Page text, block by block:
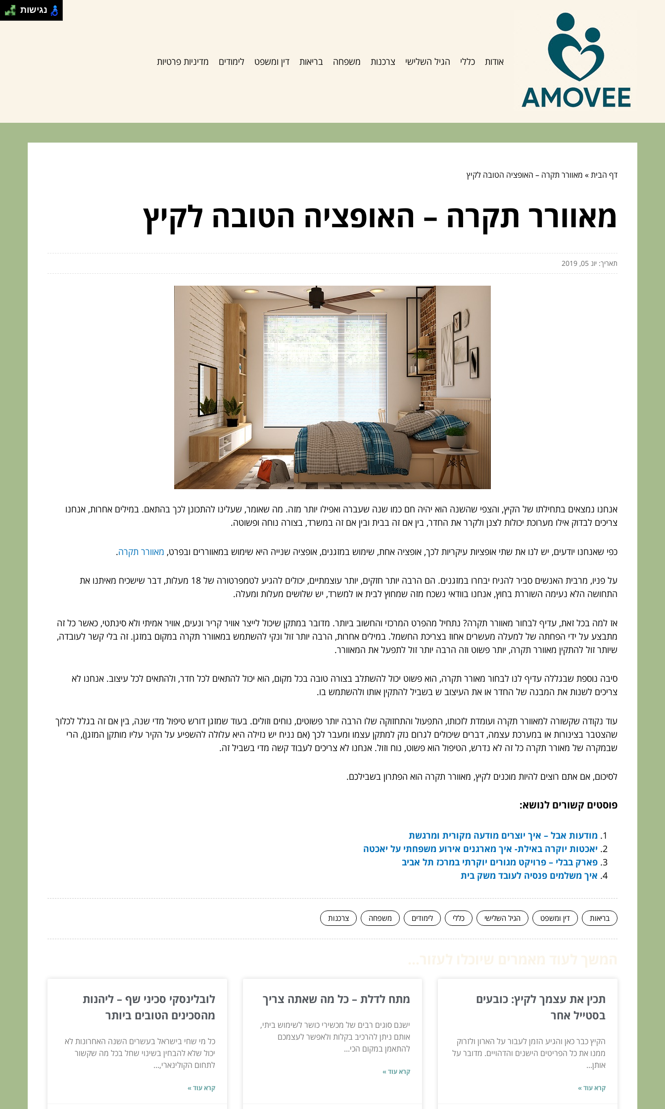
אודות כללי הגיל השלישי צרכנות משפחה בריאות דין ומשפט לימודים מדיניות פרטיות
דף הבית» מאוורר תקרה – האופציה הטובה לקיץ
מאוורר תקרה – האופציה הטובה לקיץ
תאריך: יונ 05, 2019
אנחנו נמצאים בתחילתו של הקיץ, והצפי שהשנה הוא יהיה חם כמו שנה שעברה ואפילו יותר מזה. מה שאומר, שעלינו להתכונן לכך בהתאם. במילים אחרות, אנחנו
צריכים לבדוק אילו מערוכת יכולות לצנן ולקרר את החדר, בין אם זה בבית ובין אם זה במשרד, בצורה נוחה ופשוטה.
כפי שאנחנו יודעים, יש לנו את שתי אופציות עיקריות לכך, אופציה אחת, שימוש במזגנים, אופציה שנייה היא שימוש במאווררים ובפרט, מאוורר תקרה.
על פניו, מרבית האנשים סביר להניח יבחרו במזגנים. הם הרבה יותר חזקים, יותר עוצמתיים, יכולים להגיע לטמפרטורה של 18 מעלות, דבר שישכיח מאיתנו את
התחושה הלא נעימה השוררת בחוץ, אנחנו בוודאי נשכח מזה שמחוץ לבית או למשרד, יש שלושים מעלות ומעלה.
אז למה בכל זאת, עדיף לבחור מאוורר תקרה? נתחיל מהפרט המרכזי והחשוב ביותר. מדובר במתקן שיכול לייצר אוויר קריר ונעים, אוויר אמיתי ולא סינתטי, כאשר כל זה
מתבצע על ידי הפחתה של למעלה מעשרים אחוז בצריכת החשמל. במילים אחרות, הרבה יותר זול ונקי להשתמש במאוורר תקרה במקום במזגן. זה בלי קשר לעובדה,
שיותר זול להתקין מאוורר תקרה, יותר פשוט וזה הרבה יותר זול לתפעל את המאוורר.
סיבה נוספת שבגללה עדיף לנו לבחור מאורר תקרה, הוא פשוט יכול להשתלב בצורה טובה בכל מקום, הוא יכול להתאים לכל חדר, ולהתאים לכל עיצוב. אנחנו לא
צריכים לשנות את המבנה של החדר או את העיצוב ש בשביל להתקין אותו ולהשתמש בו.
עוד נקודה שקשורה למאוורר תקרה ועומדת לזכותו, התפעול והתחזוקה שלו הרבה יותר פשוטים, נוחים וזולים. בעוד שמזגן דורש טיפול מדי שנה, בין אם זה בגלל לכלוך
שהצטבר בצינורות או במערכת עצמה, דברים שיכולים לגרום נזק למתקן עצמו ומעבר לכך (אם נניח יש נזילה היא עלולה להשפיע על הקיר עליו מותקן המזגן), הרי
שבמקרה של מאורר תקרה כל זה לא נדרש, הטיפול הוא פשוט, נוח וזול. אנחנו לא צריכים לעבוד קשה מדי בשביל זה.
לסיכום, אם אתם רוצים להיות מוכנים לקיץ, מאוורר תקרה הוא הפתרון בשבילכם.
פוסטים קשורים לנושא:
מודעות אבל – איך יוצרים מודעה מקורית ומרגשת
יאכטות יוקרה באילת- איך מארגנים אירוע משפחתי על יאכטה
פארק בבלי – פרויקט מגורים יוקרתי במרכז תל אביב
איך משלמים פנסיה לעובד משק בית
בריאות דין ומשפט הגיל השלישי כללי לימודים משפחה צרכנות
תכין את עצמך לקיץ: כובעים
בסטייל אחר
הקיץ כבר כאן והגיע הזמן לעבור על הארון ולזרוק
ממנו את כל הפריטים הישנים והדהויים. מדובר על
אותן...
קרא עוד »
מתח לדלת – כל מה שאתה צריך
ישנם סוגים רבים של מכשירי כושר לשימוש ביתי,
אותם ניתן להרכיב בקלות ולאפשר לעצמכם
להתאמן במקום הכי...
קרא עוד »
לובלינסקי סכיני שף – ליהנות
מהסכינים הטובים ביותר
כל מי שחי בישראל בעשרים השנה האחרונות לא
יכול שלא להבחין בשינוי שחל בכל מה שקשור
לתחום הקולינארי,...
קרא עוד »
נגישות